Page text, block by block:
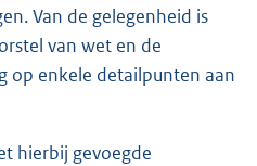
Van de gelegenheid is
van wet en de
op enkele detailpunten aan
hierbij gevoegde